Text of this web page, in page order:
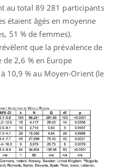
au total 89 281 participants
étaient âgés en moyenne
51 % de femmes).
que la prévalence de
2,6 % en Europe
10,9 % au Moyen-Orient (le